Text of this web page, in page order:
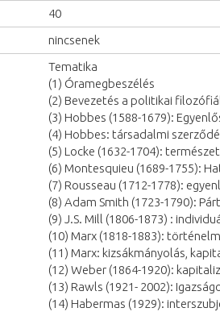
40
nincsenek
Tematika
(1) Óramegbeszélés
(2) Bevezetés a politikai
(3) Hobbes (1588-1679):
(4) Hobbes: társadalmi
(5) Locke (1632-1704):
(6) Montesquieu (1689-1755):
(7) Rousseau (1712-1778):
(8) Adam Smith (1723-1790):
(9) J.S. Mill (1806-1873) :
(10) Marx (1818-1883):
(11) Marx: kizsákmányolás,
(12) Weber (1864-1920):
(13) Rawls (1921- 2002):
(14) Habermas (1929):